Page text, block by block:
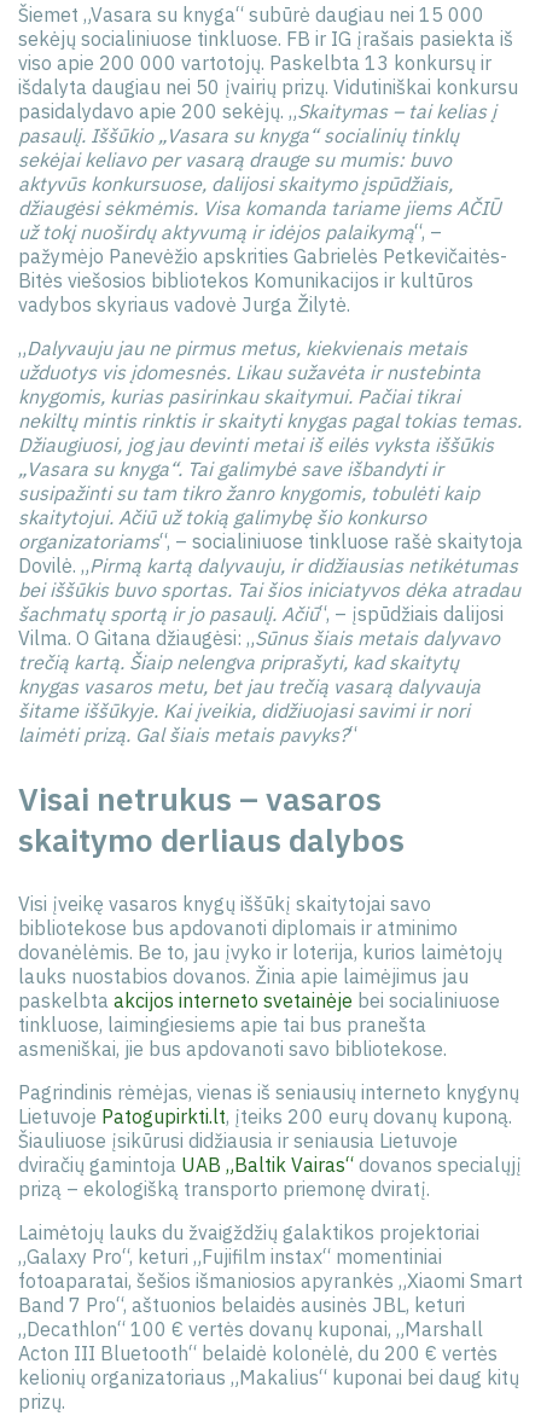
Šiemet „Vasara su knyga“ subūrė daugiau nei 15 000
sekėjų socialiniuose tinkluose. FB ir IG įrašais pasiekta iš
viso apie 200 000 vartotojų. Paskelbta 13 konkursų ir
išdalyta daugiau nei 50 įvairių prizų. Vidutiniškai konkursu
pasidalydavo apie 200 sekėjų. „Skaitymas – tai kelias į
pasaulį. Iššūkio „Vasara su knyga“ socialinių tinklų
sekėjai keliavo per vasarą drauge su mumis: buvo
aktyvūs konkursuose, dalijosi skaitymo įspūdžiais,
džiaugėsi sėkmėmis. Visa komanda tariame jiems AČIŪ
už tokį nuoširdų aktyvumą ir idėjos palaikymą“, –
pažymėjo Panevėžio apskrities Gabrielės Petkevičaitės-
Bitės viešosios bibliotekos Komunikacijos ir kultūros
vadybos skyriaus vadovė Jurga Žilytė.
„Dalyvauju jau ne pirmus metus, kiekvienais metais
užduotys vis įdomesnės. Likau sužavėta ir nustebinta
knygomis, kurias pasirinkau skaitymui. Pačiai tikrai
nekiltų mintis rinktis ir skaityti knygas pagal tokias temas.
Džiaugiuosi, jog jau devinti metai iš eilės vyksta iššūkis
„Vasara su knyga“. Tai galimybė save išbandyti ir
susipažinti su tam tikro žanro knygomis, tobulėti kaip
skaitytojui. Ačiū už tokią galimybę šio konkurso
organizatoriams“, – socialiniuose tinkluose rašė skaitytoja
Dovilė. „Pirmą kartą dalyvauju, ir didžiausias netikėtumas
bei iššūkis buvo sportas. Tai šios iniciatyvos dėka atradau
šachmatų sportą ir jo pasaulį. Ačiū“, – įspūdžiais dalijosi
Vilma. O Gitana džiaugėsi: „Sūnus šiais metais dalyvavo
trečią kartą. Šiaip nelengva priprašyti, kad skaitytų
knygas vasaros metu, bet jau trečią vasarą dalyvauja
šitame iššūkyje. Kai įveikia, didžiuojasi savimi ir nori
laimėti prizą. Gal šiais metais pavyks?“
Visai netrukus – vasaros
skaitymo derliaus dalybos
Visi įveikę vasaros knygų iššūkį skaitytojai savo
bibliotekose bus apdovanoti diplomais ir atminimo
dovanėlėmis. Be to, jau įvyko ir loterija, kurios laimėtojų
lauks nuostabios dovanos. Žinia apie laimėjimus jau
paskelbta akcijos interneto svetainėje bei socialiniuose
tinkluose, laimingiesiems apie tai bus pranešta
asmeniškai, jie bus apdovanoti savo bibliotekose.
Pagrindinis rėmėjas, vienas iš seniausių interneto knygynų
Lietuvoje Patogupirkti.lt, įteiks 200 eurų dovanų kuponą.
Šiauliuose įsikūrusi didžiausia ir seniausia Lietuvoje
dviračių gamintoja UAB „Baltik Vairas“ dovanos specialųjį
prizą – ekologišką transporto priemonę dviratį.
Laimėtojų lauks du žvaigždžių galaktikos projektoriai
„Galaxy Pro“, keturi „Fujifilm instax“ momentiniai
fotoaparatai, šešios išmaniosios apyrankės „Xiaomi Smart
Band 7 Pro“, aštuonios belaidės ausinės JBL, keturi
„Decathlon“ 100 € vertės dovanų kuponai, „Marshall
Acton III Bluetooth“ belaidė kolonėlė, du 200 € vertės
kelionių organizatoriaus „Makalius“ kuponai bei daug kitų
prizų.